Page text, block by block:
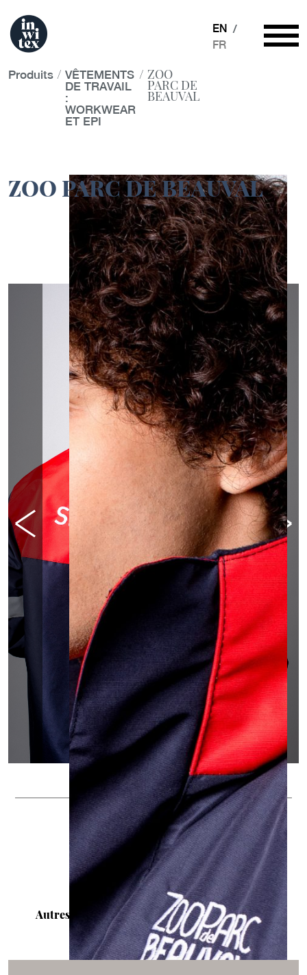
Produits / VÊTEMENTS
DE TRAVAIL
:
WORKWEAR
ET EPI
/ ZOO
PARC DE
BEAUVAL
EN
FR
ZOO PARC DE BEAUVAL
Galerie
> RETOUR GALERIE
Autres références VÊTEMENTS DE TRAVAIL :
WORKWEAR ET EPI